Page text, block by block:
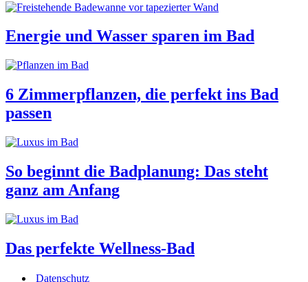
Energie und Wasser sparen im Bad
6 Zimmerpflanzen, die perfekt ins Bad
passen
So beginnt die Badplanung: Das steht
ganz am Anfang
Das perfekte Wellness-Bad
Datenschutz